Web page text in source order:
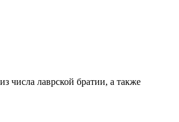
числа лаврской братии, а также